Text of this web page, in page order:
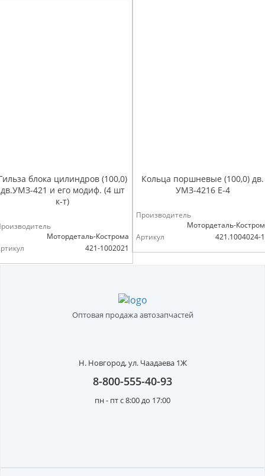
блока цилиндров (100,0)
дв.УМЗ-421 и его модиф. (4 шт
к-т)
Мотордеталь-Кострома
421-1002021
Кольца поршневые (100,0) дв.
УМЗ-4216 Е-4
Производитель
Мотордеталь-
Артикул
421.1004024-
Оптовая продажа автозапчастей
Н. Новгород,ул. Чаадаева 1Ж
8-800-555-40-93
пн - пт с 8:00 до 17:00